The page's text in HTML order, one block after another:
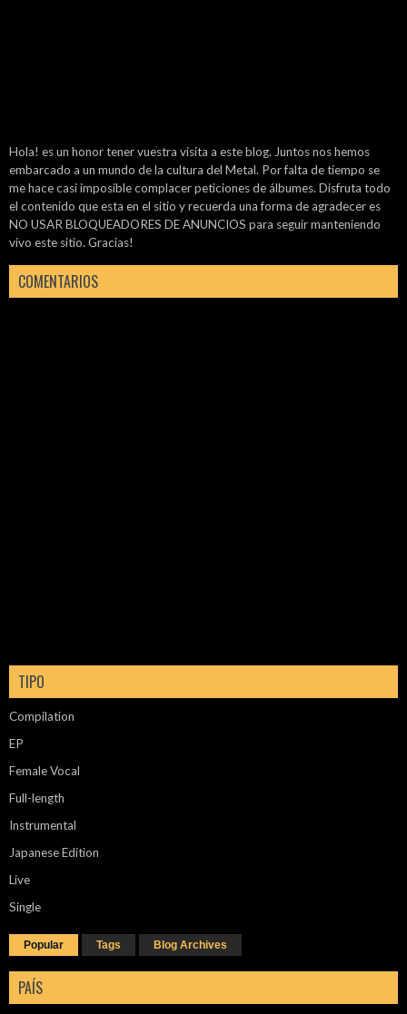
Hola! es un honor tener vuestra visita a este blog. Juntos nos hemos
embarcado a un mundo de la cultura del Metal. Por falta de tiempo se
me hace casi imposible complacer peticiones de álbumes. Disfruta todo
el contenido que esta en el sitio y recuerda una forma de agradecer es
NO USAR BLOQUEADORES DE ANUNCIOS para seguir manteniendo
vivo este sitio. Gracias!
COMENTARIOS
TIPO
Compilation
EP
Female Vocal
Full-length
Instrumental
Japanese Edition
Live
Single
Popular Tags Blog Archives
PAÍS